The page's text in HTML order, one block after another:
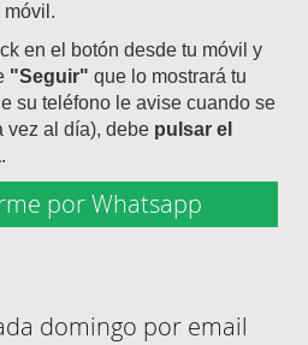
móvil.
en el botón desde tu móvil y
"Seguir" que lo mostrará tu
su teléfono le avise cuando se
vez al día), debe pulsar el
.
por Whatsapp
domingo por email